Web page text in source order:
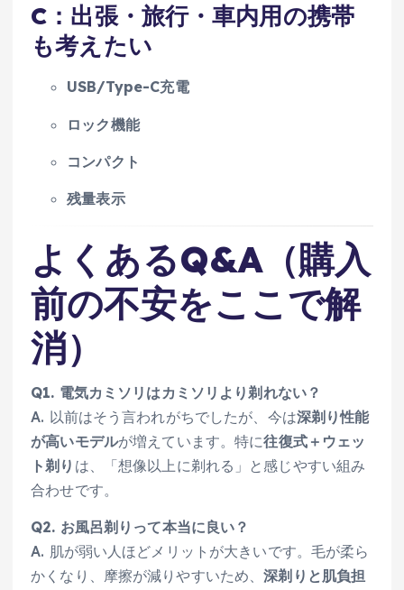
C：出張・旅行・車内用の携帯
も考えたい
USB/Type-C充電
ロック機能
コンパクト
残量表示
よくあるQ&A（購入
前の不安をここで解
消）
Q1. 電気カミソリはカミソリより剃れない？
A. 以前はそう言われがちでしたが、今は深剃り性能
が高いモデルが増えています。特に往復式＋ウェッ
ト剃り は、「想像以上に剃れる」と感じやすい組み
合わせです。
Q2. お風呂剃りって本当に良い？
A. 肌が弱い人ほどメリットが大きいです。毛が柔ら
かくなり、摩擦が減りやすいため、深剃りと肌負担